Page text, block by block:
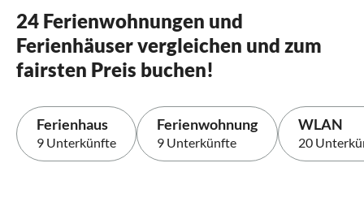
24 Ferienwohnungen und
Ferienhäuser vergleichen und zum
fairsten Preis buchen!
Ferienhaus
9 Unterkünfte
Ferienwohnung
9 Unterkünfte
WLAN
20